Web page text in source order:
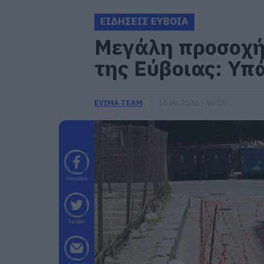
ΕΙΔΗΣΕΙΣ ΕΥΒΟΙΑ
Μεγάλη
της Εύβοιας:
EVIMA TEAM
Facebook
Twitter